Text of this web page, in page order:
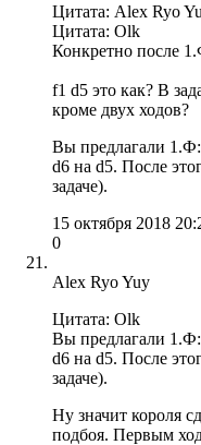
Цитата: Alex Ryo
Цитата: Olk
Конкретно после
f1 d5 это как? В
кроме двух ходов?
Вы предлагали
d6 на d5. После
задаче).
15 октября 2018
0
Alex Ryo Yuy
Цитата: Olk
Вы предлагали
d6 на d5. После
задаче).
Ну значит короля
подбоя. Первым